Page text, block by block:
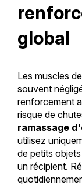
global
Les muscles
souvent
renforcement
risque de
ramassage
utilisez
de petits
un récipient.